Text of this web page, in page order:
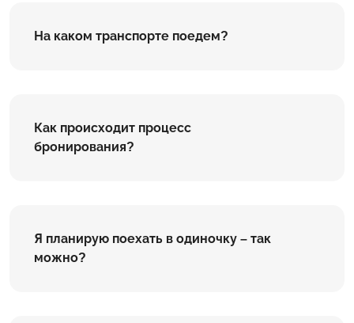
На каком транспорте поедем?
Как происходит процесс
бронирования?
Я планирую поехать в одиночку – так
можно?